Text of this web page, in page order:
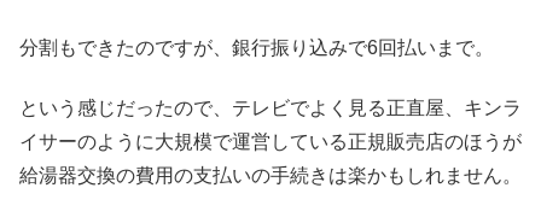
分割もできたのですが、銀行振り込みで6回払いまで。
という感じだったので、テレビでよく見る正直屋、キンラ
イサーのように大規模で運営している正規販売店のほうが
給湯器交換の費用の支払いの手続きは楽かもしれません。